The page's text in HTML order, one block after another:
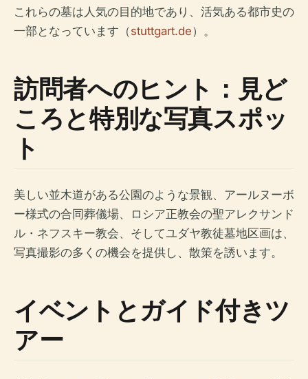
これらの墓は人気の目的地であり、活気ある都市史の
一部となっています（stuttgart.de）。
訪問者へのヒント：見ど
ころと特別な写真スポッ
ト
美しい並木道がある公園のような景観、アールヌーボ
ー様式の合同葬儀場、ロシア正教会の聖アレクサンド
ル・ネフスキー教会、そしてユダヤ教徒墓地区画は、
写真撮影の多くの機会を提供し、散策を誘います。
イベントとガイド付きツ
アー